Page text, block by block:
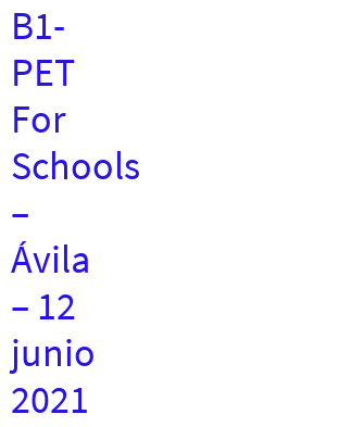
B1-
PET
For
Schools
–
Ávila
– 12
junio
2021